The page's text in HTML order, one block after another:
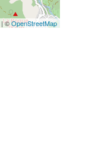
| ©OpenStreetMap